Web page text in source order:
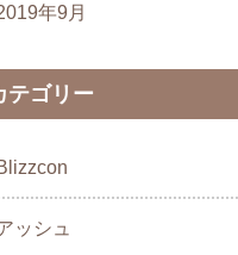
年9月
テゴリー
ッシュ